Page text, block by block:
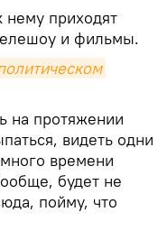
нему приходят
и фильмы.
на протяжении
видеть одни
времени
будет не
пойму, что